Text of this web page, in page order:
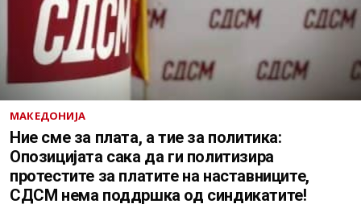
МАКЕДОНИЈА
Ние сме за плата, а тие за политика:
Опозицијата сака да ги политизира
протестите за платите на наставниците,
СДСМ нема поддршка од синдикатите!